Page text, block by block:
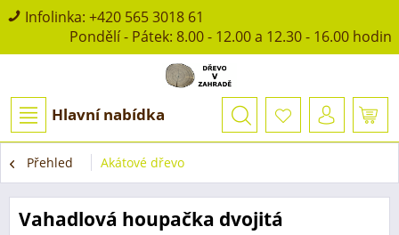
Infolinka: +420 565 3018 61
Pondělí - Pátek: 8.00 - 12.00 a 12.30 - 16.00 hodin
Hlavní nabídka
Přehled Akátové dřevo
Vahadlová houpačka dvojitá